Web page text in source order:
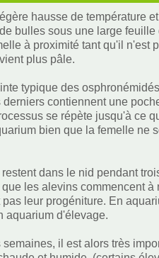
hausse de température
bulles sous une large
à proximité tant qu'il
plus pâle.
typique des
contiennent une
se répète jusqu'à ce
bien que la femelle ne
dans le nid pendant
les alevins commencent
leur progéniture. En
aquarium d'élevage.
il est alors très